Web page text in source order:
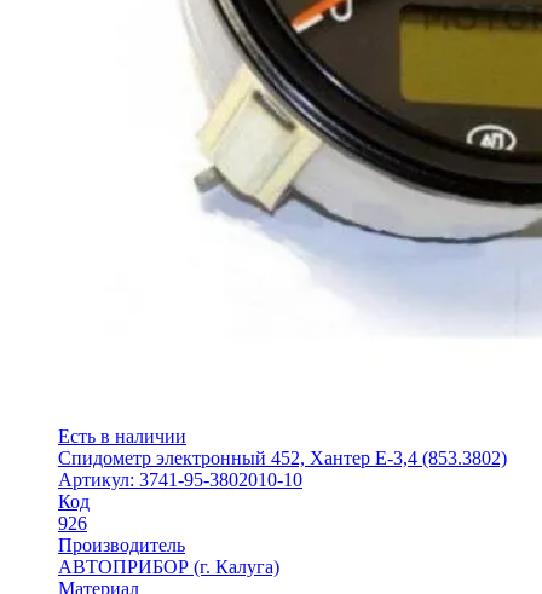
Есть в наличии
Спидометр электронный 452, Хантер Е-3,4 (853.3802)
Артикул: 3741-95-3802010-10
Код
926
Производитель
АВТОПРИБОР (г. Калуга)
Материал